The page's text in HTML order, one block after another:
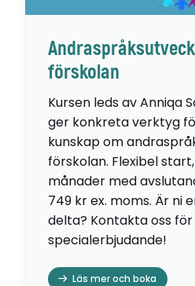
förskolan
Kursen leds av Anniqa
ger konkreta verktyg
kunskap om
förskolan. Flexibel
månader med
749 kr ex. moms. Är ni
delta? Kontakta oss för
specialerbjudande!
Läs mer och boka